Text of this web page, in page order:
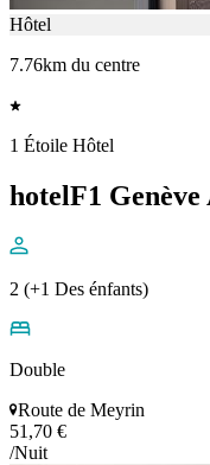
Hôtel
7.76km du centre
1 Étoile Hôtel
hotelF1
2 (+1 Des énfants)
Double
Route de Meyrin
51,70 €
/Nuit